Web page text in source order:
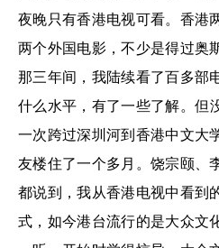
夜晚只有香港电视可看。香港
两个外国电影，不少是得过奥
那三年间，我陆续看了百多部
什么水平，有了一些了解。但
一次跨过深圳河到香港中文大
友楼住了一个多月。饶宗颐、
都说到，我从香港电视中看到
式，如今港台流行的是大众文